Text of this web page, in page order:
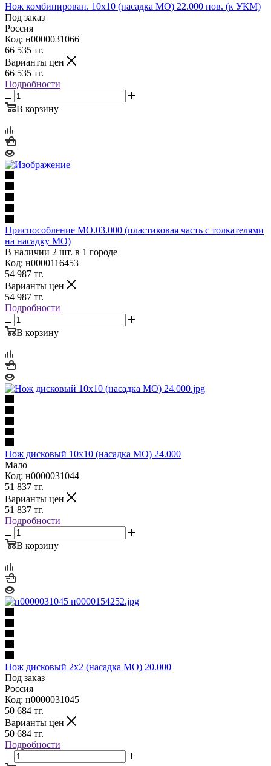
Нож комбинирован. 10х10 (насадка МО) 22.000 нов. (к УКМ)
Под заказ
Россия
Код: н0000031066
66 535 тг.
Варианты цен
66 535 тг.
Подробности
В корзину
Приспособление МО.03.000 (пластиковая часть с толкателями
на насадку МО)
В наличии 2 шт. в 1 городе
Код: н0000116453
54 987 тг.
Варианты цен
54 987 тг.
Подробности
В корзину
Нож дисковый 10х10 (насадка МО) 24.000
Мало
Код: н0000031044
51 837 тг.
Варианты цен
51 837 тг.
Подробности
В корзину
Нож дисковый 2х2 (насадка МО) 20.000
Под заказ
Россия
Код: н0000031045
50 684 тг.
Варианты цен
50 684 тг.
Подробности